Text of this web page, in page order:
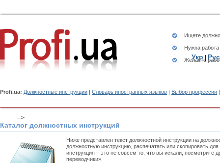
Ищете
Нужна
Желаете
Profi.ua: Должностные инструкции | Словарь иностранных языков | Выбор профессии
Укр| Рус
-->
Каталог должностных инструкций
Ниже представлен текст должностной инструкции на
должностную инструкцию, распечатать или скопировать
инструкция – это не совсем то, что вы искали, посмотрите
переводчики».